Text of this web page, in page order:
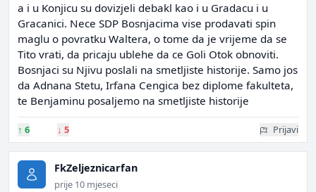
a i u Konjicu su dovizjeli debakl kao i u Gradacu i u
Gracanici. Nece SDP Bosnjacima vise prodavati spin
maglu o povratku Waltera, o tome da je vrijeme da se
Tito vrati, da pricaju ublehe da ce Goli Otok obnoviti.
Bosnjaci su Njivu poslali na smetljiste historije. Samo jos
da Adnana Stetu, Irfana Cengica bez diplome fakulteta,
te Benjaminu posaljemo na smetljiste historije
↑ 6 ↓ 5 Prijavi
FkZeljeznicarfan
prije 10 mjeseci